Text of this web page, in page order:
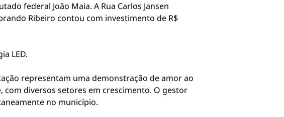
federal João Maia. A Rua Carlos Jansen
Ribeiro contou com investimento de R$
LED.
representam uma demonstração de amor ao
diversos setores em crescimento. O gestor
no município.